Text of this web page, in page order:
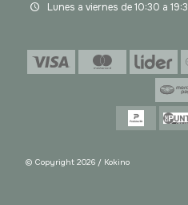
Lunes a viernes de 10:30 a
© Copyright 2026 / Kokino